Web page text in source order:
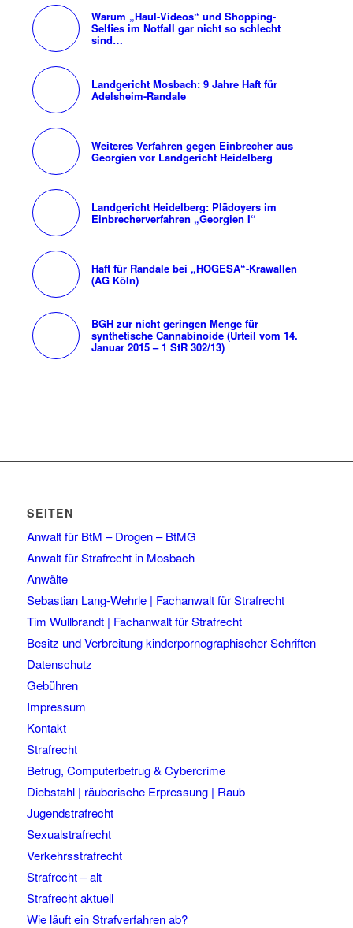
Warum „Haul-Videos“ und Shopping-
Selfies im Notfall gar nicht so schlecht
sind…
Landgericht Mosbach: 9 Jahre Haft für
Adelsheim-Randale
Weiteres Verfahren gegen Einbrecher aus
Georgien vor Landgericht Heidelberg
Landgericht Heidelberg: Plädoyers im
Einbrecherverfahren „Georgien I“
Haft für Randale bei „HOGESA“-Krawallen
(AG Köln)
BGH zur nicht geringen Menge für
synthetische Cannabinoide (Urteil vom 14.
Januar 2015 – 1 StR 302/13)
SEITEN
Anwalt für BtM – Drogen – BtMG
Anwalt für Strafrecht in Mosbach
Anwälte
Sebastian Lang-Wehrle | Fachanwalt für Strafrecht
Tim Wullbrandt | Fachanwalt für Strafrecht
Besitz und Verbreitung kinderpornographischer Schriften
Datenschutz
Gebühren
Impressum
Kontakt
Strafrecht
Betrug, Computerbetrug & Cybercrime
Diebstahl | räuberische Erpressung | Raub
Jugendstrafrecht
Sexualstrafrecht
Verkehrsstrafrecht
Strafrecht – alt
Strafrecht aktuell
Wie läuft ein Strafverfahren ab?